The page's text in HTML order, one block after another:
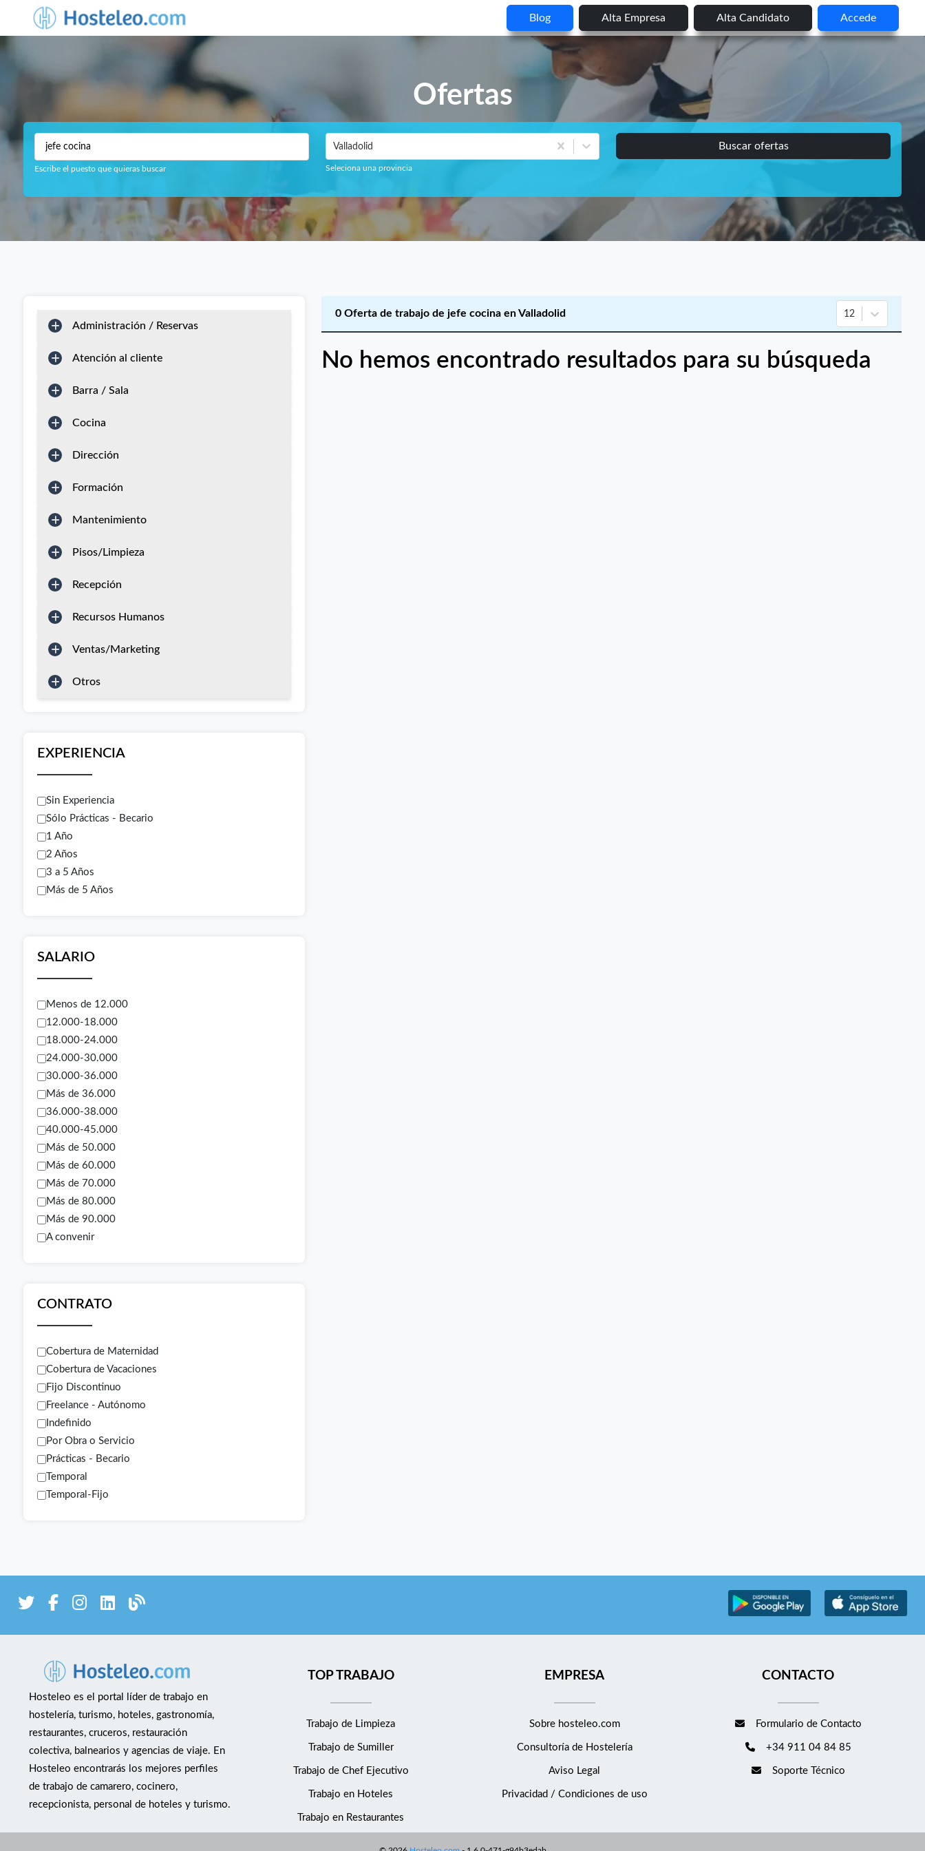
Blog Alta Empresa Alta Candidato Accede
Ofertas
Escribe el puesto que quieras buscar
Valladolid
Seleciona una provincia
Buscar ofertas
Administración / Reservas
Atención al cliente
Barra / Sala
Cocina
Dirección
Formación
Mantenimiento
Pisos/Limpieza
Recepción
Recursos Humanos
Ventas/Marketing
Otros
EXPERIENCIA
Sin Experiencia
Sólo Prácticas - Becario
1 Año
2 Años
3 a 5 Años
Más de 5 Años
SALARIO
Menos de 12.000
12.000-18.000
18.000-24.000
24.000-30.000
30.000-36.000
Más de 36.000
36.000-38.000
40.000-45.000
Más de 50.000
Más de 60.000
Más de 70.000
Más de 80.000
Más de 90.000
A convenir
CONTRATO
Cobertura de Maternidad
Cobertura de Vacaciones
Fijo Discontinuo
Freelance - Autónomo
Indefinido
Por Obra o Servicio
Prácticas - Becario
Temporal
Temporal-Fijo
0 Oferta de trabajo de jefe cocina en Valladolid 12
No hemos encontrado resultados para su búsqueda
Hosteleo es el portal líder de trabajo en
hostelería, turismo, hoteles, gastronomía,
restaurantes, cruceros, restauración
colectiva, balnearios y agencias de viaje. En
Hosteleo encontrarás los mejores perfiles
de trabajo de camarero, cocinero,
recepcionista, personal de hoteles y turismo.
TOP TRABAJO
Trabajo de Limpieza
Trabajo de Sumiller
Trabajo de Chef Ejecutivo
Trabajo en Hoteles
Trabajo en Restaurantes
EMPRESA
Sobre hosteleo.com
Consultoría de Hostelería
Aviso Legal
Privacidad / Condiciones de uso
CONTACTO
Formulario de Contacto
+34 911 04 84 85
Soporte Técnico